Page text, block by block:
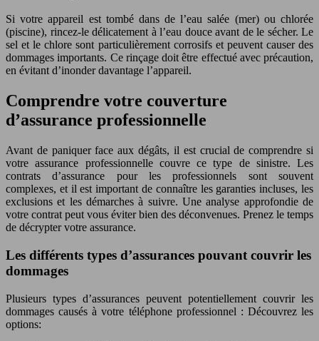
Si votre appareil est tombé dans de l’eau salée (mer) ou chlorée
(piscine), rincez-le délicatement à l’eau douce avant de le sécher. Le
sel et le chlore sont particulièrement corrosifs et peuvent causer des
dommages importants. Ce rinçage doit être effectué avec précaution,
en évitant d’inonder davantage l’appareil.
Comprendre votre couverture
d’assurance professionnelle
Avant de paniquer face aux dégâts, il est crucial de comprendre si
votre assurance professionnelle couvre ce type de sinistre. Les
contrats d’assurance pour les professionnels sont souvent
complexes, et il est important de connaître les garanties incluses, les
exclusions et les démarches à suivre. Une analyse approfondie de
votre contrat peut vous éviter bien des déconvenues. Prenez le temps
de décrypter votre assurance.
Les différents types d’assurances pouvant couvrir les
dommages
Plusieurs types d’assurances peuvent potentiellement couvrir les
dommages causés à votre téléphone professionnel : Découvrez les
options: